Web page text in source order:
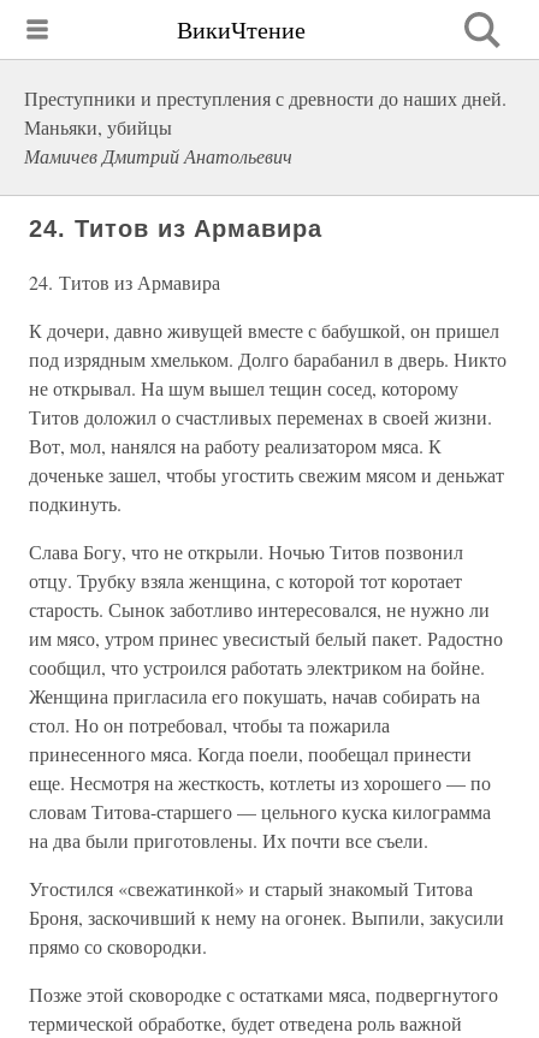
ВикиЧтение
Преступники и преступления с древности до наших дней.
Маньяки, убийцы
Мамичев Дмитрий Анатольевич
24. Титов из Армавира
24. Титов из Армавира
К дочери, давно живущей вместе с бабушкой, он пришел
под изрядным хмельком. Долго барабанил в дверь. Никто
не открывал. На шум вышел тещин сосед, которому
Титов доложил о счастливых переменах в своей жизни.
Вот, мол, нанялся на работу реализатором мяса. К
доченьке зашел, чтобы угостить свежим мясом и деньжат
подкинуть.
Слава Богу, что не открыли. Ночью Титов позвонил
отцу. Трубку взяла женщина, с которой тот коротает
старость. Сынок заботливо интересовался, не нужно ли
им мясо, утром принес увесистый белый пакет. Радостно
сообщил, что устроился работать электриком на бойне.
Женщина пригласила его покушать, начав собирать на
стол. Но он потребовал, чтобы та пожарила
принесенного мяса. Когда поели, пообещал принести
еще. Несмотря на жесткость, котлеты из хорошего — по
словам Титова-старшего — цельного куска килограмма
на два были приготовлены. Их почти все съели.
Угостился «свежатинкой» и старый знакомый Титова
Броня, заскочивший к нему на огонек. Выпили, закусили
прямо со сковородки.
Позже этой сковородке с остатками мяса, подвергнутого
термической обработке, будет отведена роль важной